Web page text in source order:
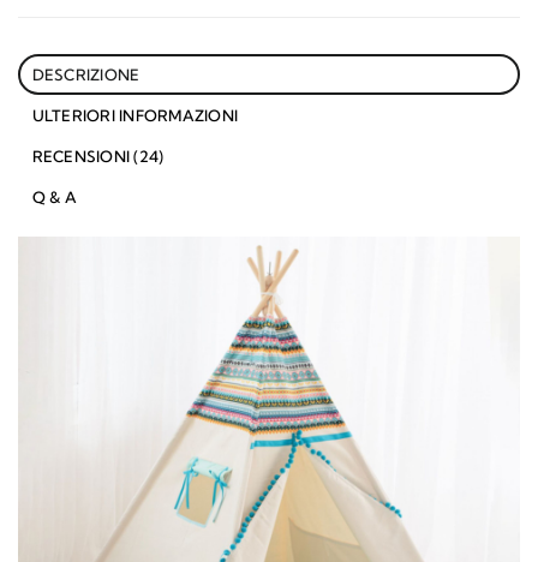
DESCRIZIONE
ULTERIORI INFORMAZIONI
RECENSIONI (24)
Q & A